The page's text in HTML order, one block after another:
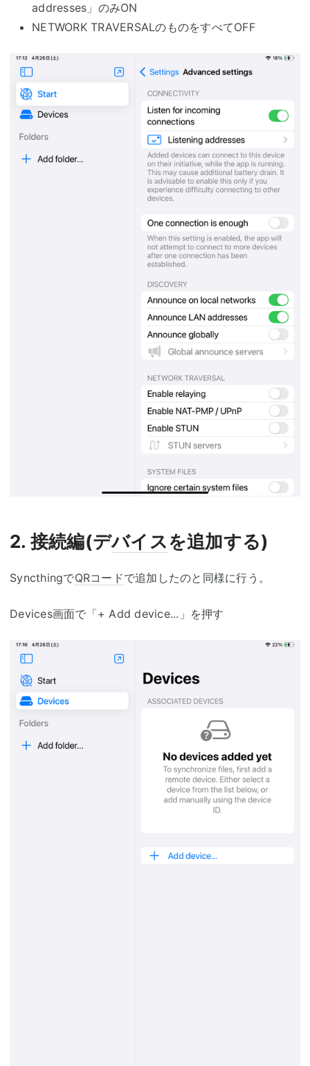
addresses」のみON
NETWORK TRAVERSALのものをすべてOFF
2. 接続編(デバイスを追加する)
SyncthingでQRコードで追加したのと同様に行う。
Devices画面で「+ Add device...」を押す